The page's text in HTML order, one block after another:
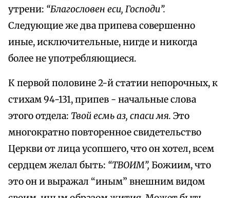
утрени: “Благословен еси, Господи”.
Следующие же два припева совершенно
иные, исключительные, нигде и никогда
более не употребляющиеся.
К первой половине 2-й статии непорочных, к
стихам 94-131, припев - начальные слова
этого отдела: Твой есмь аз, спаси мя. Это
многократно повторенное свидетельство
Церкви от лица усопшего, что он хотел, всем
сердцем желал быть: “ТВОИМ”, Божиим, что
это он и выражал “иным” внешним видом